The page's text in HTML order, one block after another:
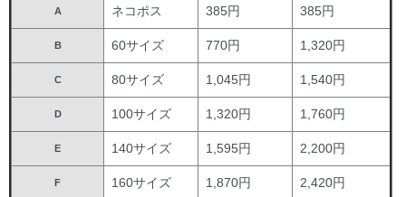
A ネコポス 385円 385円
B 60サイズ 770円 1,320円
C 80サイズ 1,045円 1,540円
D 100サイズ 1,320円 1,760円
E 140サイズ 1,595円 2,200円
F 160サイズ 1,870円 2,420円